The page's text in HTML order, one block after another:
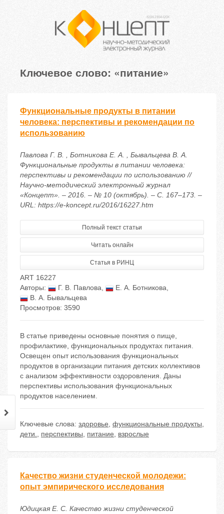
Ключевое слово: «питание»
Функциональные продукты в питании
человека: перспективы и рекомендации по
использованию
Павлова Г. В. , Ботникова Е. А. , Бывальцева В. А.
Функциональные продукты в питании человека:
перспективы и рекомендации по использованию //
Научно-методический электронный журнал
«Концепт». – 2016. – № 10 (октябрь). – С. 167–173. –
URL: https://e-koncept.ru/2016/16227.htm
Полный текст статьи
Читать онлайн
Статья в РИНЦ
ART 16227
Авторы:
Г. В. Павлова, Е. А. Ботникова,
В. А. Бывальцева
Просмотров: 3590
В статье приведены основные понятия о пище,
профилактике, функциональных продуктах питания.
Освещен опыт использования функциональных
продуктов в организации питания детских коллективов
с анализом эффективности оздоровления. Даны
перспективы использования функциональных
продуктов населением.
Ключевые слова: здоровье, функциональные продукты,
дети., перспективы, питание, взрослые
Качество жизни студенческой молодежи:
опыт эмпирического исследования
Юдицкая Е. С. Качество жизни студенческой